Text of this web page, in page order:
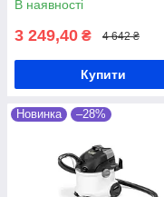
В наявності
3 249,40 ₴ 4 642 ₴
Купити
Новинка –28%